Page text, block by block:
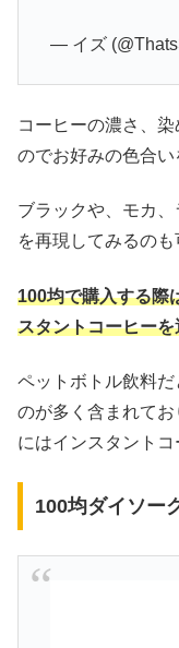
— イズ
コーヒーの濃さ、
のでお好みの色合い
ブラックや、モカ
を再現してみるの
100均で購入する際
スタントコーヒー
ペットボトル飲料
のが多く含まれて
にはインスタントコ
100均ダイソー